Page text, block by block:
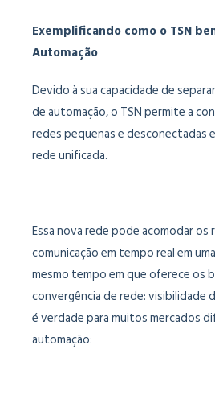
Exemplificando como o TSN
Automação
Devido à sua capacidade de
de automação, o TSN permite a
redes pequenas e desconectadas
rede unificada.
Essa nova rede pode acomodar
comunicação em tempo real em
mesmo tempo em que oferece os
convergência de rede: visibilidade
é verdade para muitos mercados
automação: